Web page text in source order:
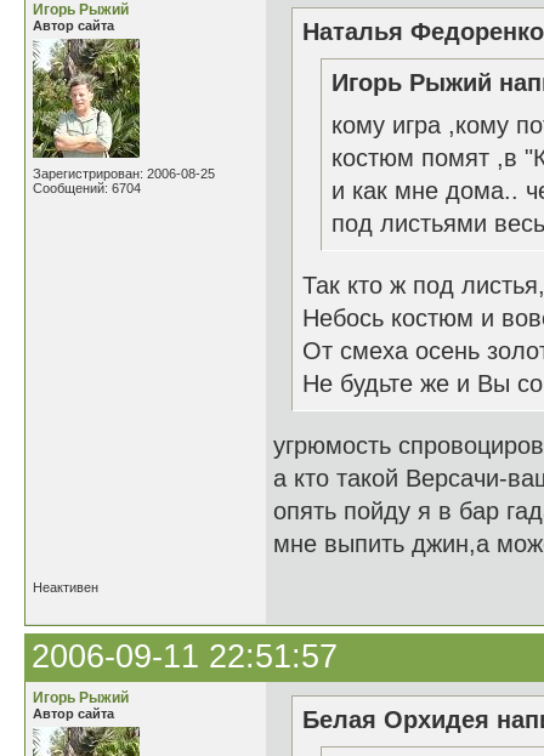
Игорь Рыжий
Автор сайта
Зарегистрирован: 2006-08-25
Сообщений: 6704
Наталья
Игорь Рыжий
кому игра ,кому
костюм помят ,в
и как мне дома..
под листьями
Так кто ж под
Небось костюм и
От смеха осень
Не будьте же и Вы
угрюмость
а кто такой Версачи-
опять пойду я в бар
мне выпить джин,а
Неактивен
2006-09-11 22:51:57
Игорь Рыжий
Автор сайта
Белая Орхидея